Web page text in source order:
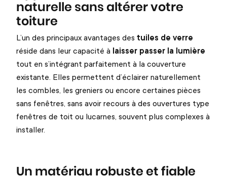
naturelle sans altérer votre
toiture
L’un des principaux avantages des tuiles de verre
réside dans leur capacité à laisser passer la lumière
tout en s’intégrant parfaitement à la couverture
existante. Elles permettent d’éclairer naturellement
les combles, les greniers ou encore certaines pièces
sans fenêtres, sans avoir recours à des ouvertures type
fenêtres de toit ou lucarnes, souvent plus complexes à
installer.
Un matériau robuste et fiable